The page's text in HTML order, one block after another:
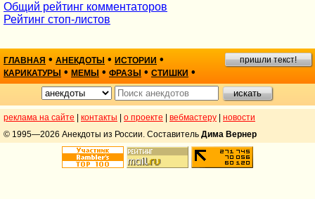
Общий рейтинг комментаторов
Рейтинг стоп-листов
ГЛАВНАЯ • АНЕКДОТЫ • ИСТОРИИ •
КАРИКАТУРЫ • МЕМЫ • ФРАЗЫ • СТИШКИ •
пришли текст!
реклама на сайте контакты о проекте вебмастеру
новости
© 1995—2026 Анекдоты из России. Составитель Дима Вернер